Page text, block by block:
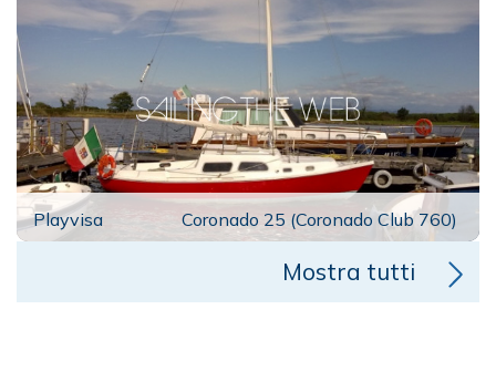
Playvisa Coronado 25 (Coronado Club 760)
Mostra tutti